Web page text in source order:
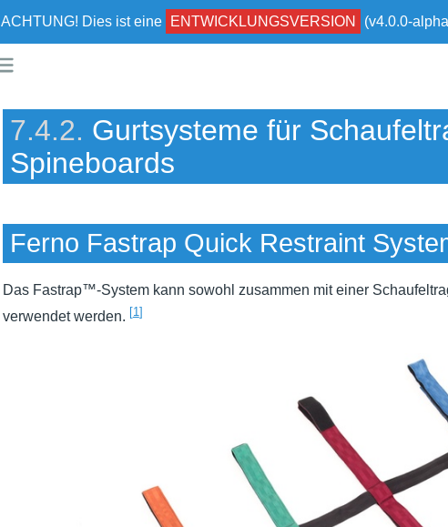
ACHTUNG! Dies ist eine ENTWICKLUNGSVERSION (v4.0.0-
7.4.2. Gurtsysteme für
Spineboards
Ferno Fastrap Quick Restraint
Das Fastrap™-System kann sowohl zusammen mit einer
verwendet werden. [1 ]